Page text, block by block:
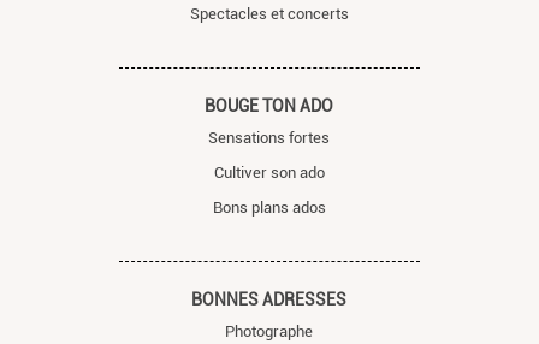
Spectacles et concerts
BOUGE TON ADO
Sensations fortes
Cultiver son ado
Bons plans ados
BONNES ADRESSES
Photographe